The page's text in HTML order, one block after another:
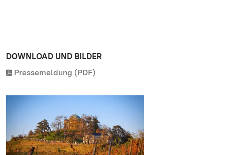
DOWNLOAD UND BILDER
Pressemeldung (PDF)